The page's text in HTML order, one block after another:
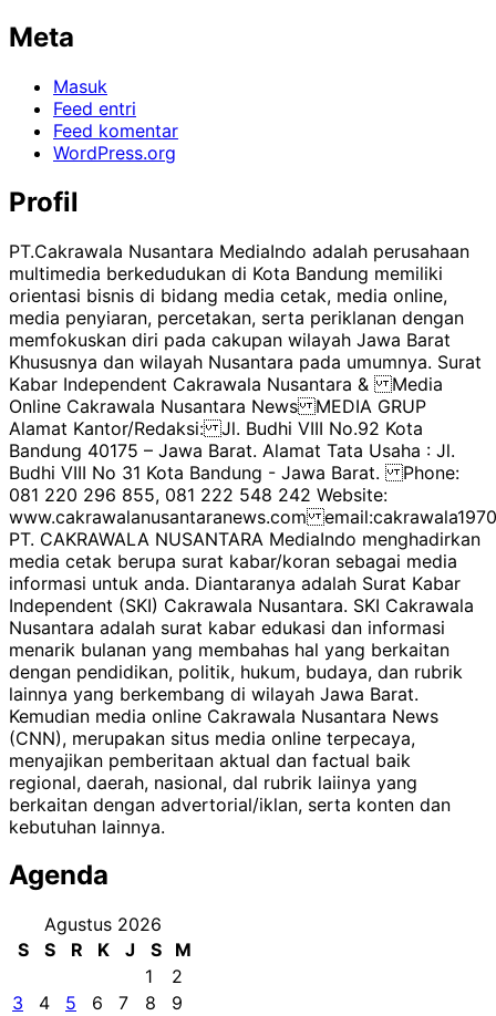
Meta
Masuk
Feed entri
Feed komentar
WordPress.org
Profil
PT.Cakrawala Nusantara MediaIndo adalah perusahaan
multimedia berkedudukan di Kota Bandung memiliki
orientasi bisnis di bidang media cetak, media online,
media penyiaran, percetakan, serta periklanan dengan
memfokuskan diri pada cakupan wilayah Jawa Barat
Khususnya dan wilayah Nusantara pada umumnya. Surat
Kabar Independent Cakrawala Nusantara & Media
Online Cakrawala Nusantara News MEDIA GRUP
Alamat Kantor/Redaksi: Jl. Budhi VIII No.92 Kota
Bandung 40175 – Jawa Barat. Alamat Tata Usaha : Jl.
Budhi VIII No 31 Kota Bandung - Jawa Barat. Phone:
081 220 296 855, 081 222 548 242 Website:
www.cakrawalanusantaranews.com
PT. CAKRAWALA NUSANTARA MediaIndo menghadirkan
media cetak berupa surat kabar/koran sebagai media
informasi untuk anda. Diantaranya adalah Surat Kabar
Independent (SKI) Cakrawala Nusantara. SKI Cakrawala
Nusantara adalah surat kabar edukasi dan informasi
menarik bulanan yang membahas hal yang berkaitan
dengan pendidikan, politik, hukum, budaya, dan rubrik
lainnya yang berkembang di wilayah Jawa Barat.
Kemudian media online Cakrawala Nusantara News
(CNN), merupakan situs media online terpecaya,
menyajikan pemberitaan aktual dan factual baik
regional, daerah, nasional, dal rubrik laiinya yang
berkaitan dengan advertorial/iklan, serta konten dan
kebutuhan lainnya.
Agenda
Agustus 2026
S
S R K J S
M
1
2
3
4 5 6 7 8
9